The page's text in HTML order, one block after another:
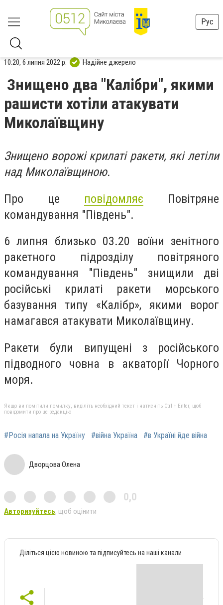
Рус
10:20, 6 липня 2022 р. Надійне джерело
Знищено два "Калібри", якими
рашисти хотіли атакувати
Миколаївщину
Знищено ворожі крилаті ракети, які летіли
над Миколаївщиною.
Про це повідомляє Повітряне
командування "Південь".
6 липня близько 03.20 воїни зенітного
ракетного підрозділу повітряного
командування "Південь" знищили дві
російські крилаті ракети морського
базування типу «Калібр», якими ворог
намагався атакувати Миколаївщину.
Ракети були випущені з російського
підводного човна в акваторії Чорного
моря.
Якщо ви помітили помилку, виділіть необхідний текст і натисніть Ctrl + Enter, щоб
повідомити про це редакцію
#Росія напала на Україну #війна Україна #в Україні йде війна
Дворцова Олена
0,0
Авторизуйтесь, щоб оцінити
Діліться цією новиною та підписуйтесь на наші канали